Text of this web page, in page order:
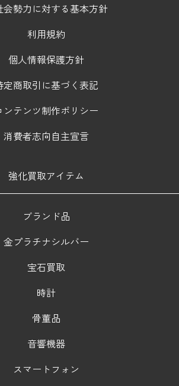
会勢力に対する基本方針
利用規約
個人情報保護方針
定商取引に基づく表記
ンテンツ制作ポリシー
消費者志向自主宣言
強化買取アイテム
ブランド品
金プラチナシルバー
宝石買取
時計
骨董品
音響機器
スマートフォン